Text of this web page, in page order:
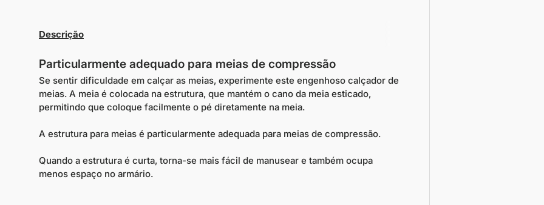
Descrição
Particularmente adequado para meias de compressão
Se sentir dificuldade em calçar as meias, experimente este engenhoso calçador de
meias. A meia é colocada na estrutura, que mantém o cano da meia esticado,
permitindo que coloque facilmente o pé diretamente na meia.
A estrutura para meias é particularmente adequada para meias de compressão.
Quando a estrutura é curta, torna-se mais fácil de manusear e também ocupa
menos espaço no armário.